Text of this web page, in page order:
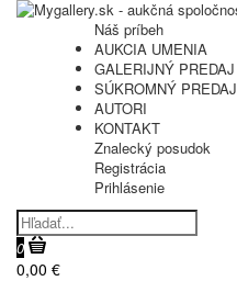
Náš príbeh
AUKCIA UMENIA
GALERIJNÝ PREDAJ
SÚKROMNÝ PREDAJ
AUTORI
KONTAKT
Znalecký posudok
Registrácia
Prihlásenie
0
0,00 €